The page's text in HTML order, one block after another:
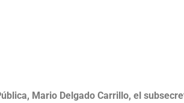
Mario Delgado Carrillo, el